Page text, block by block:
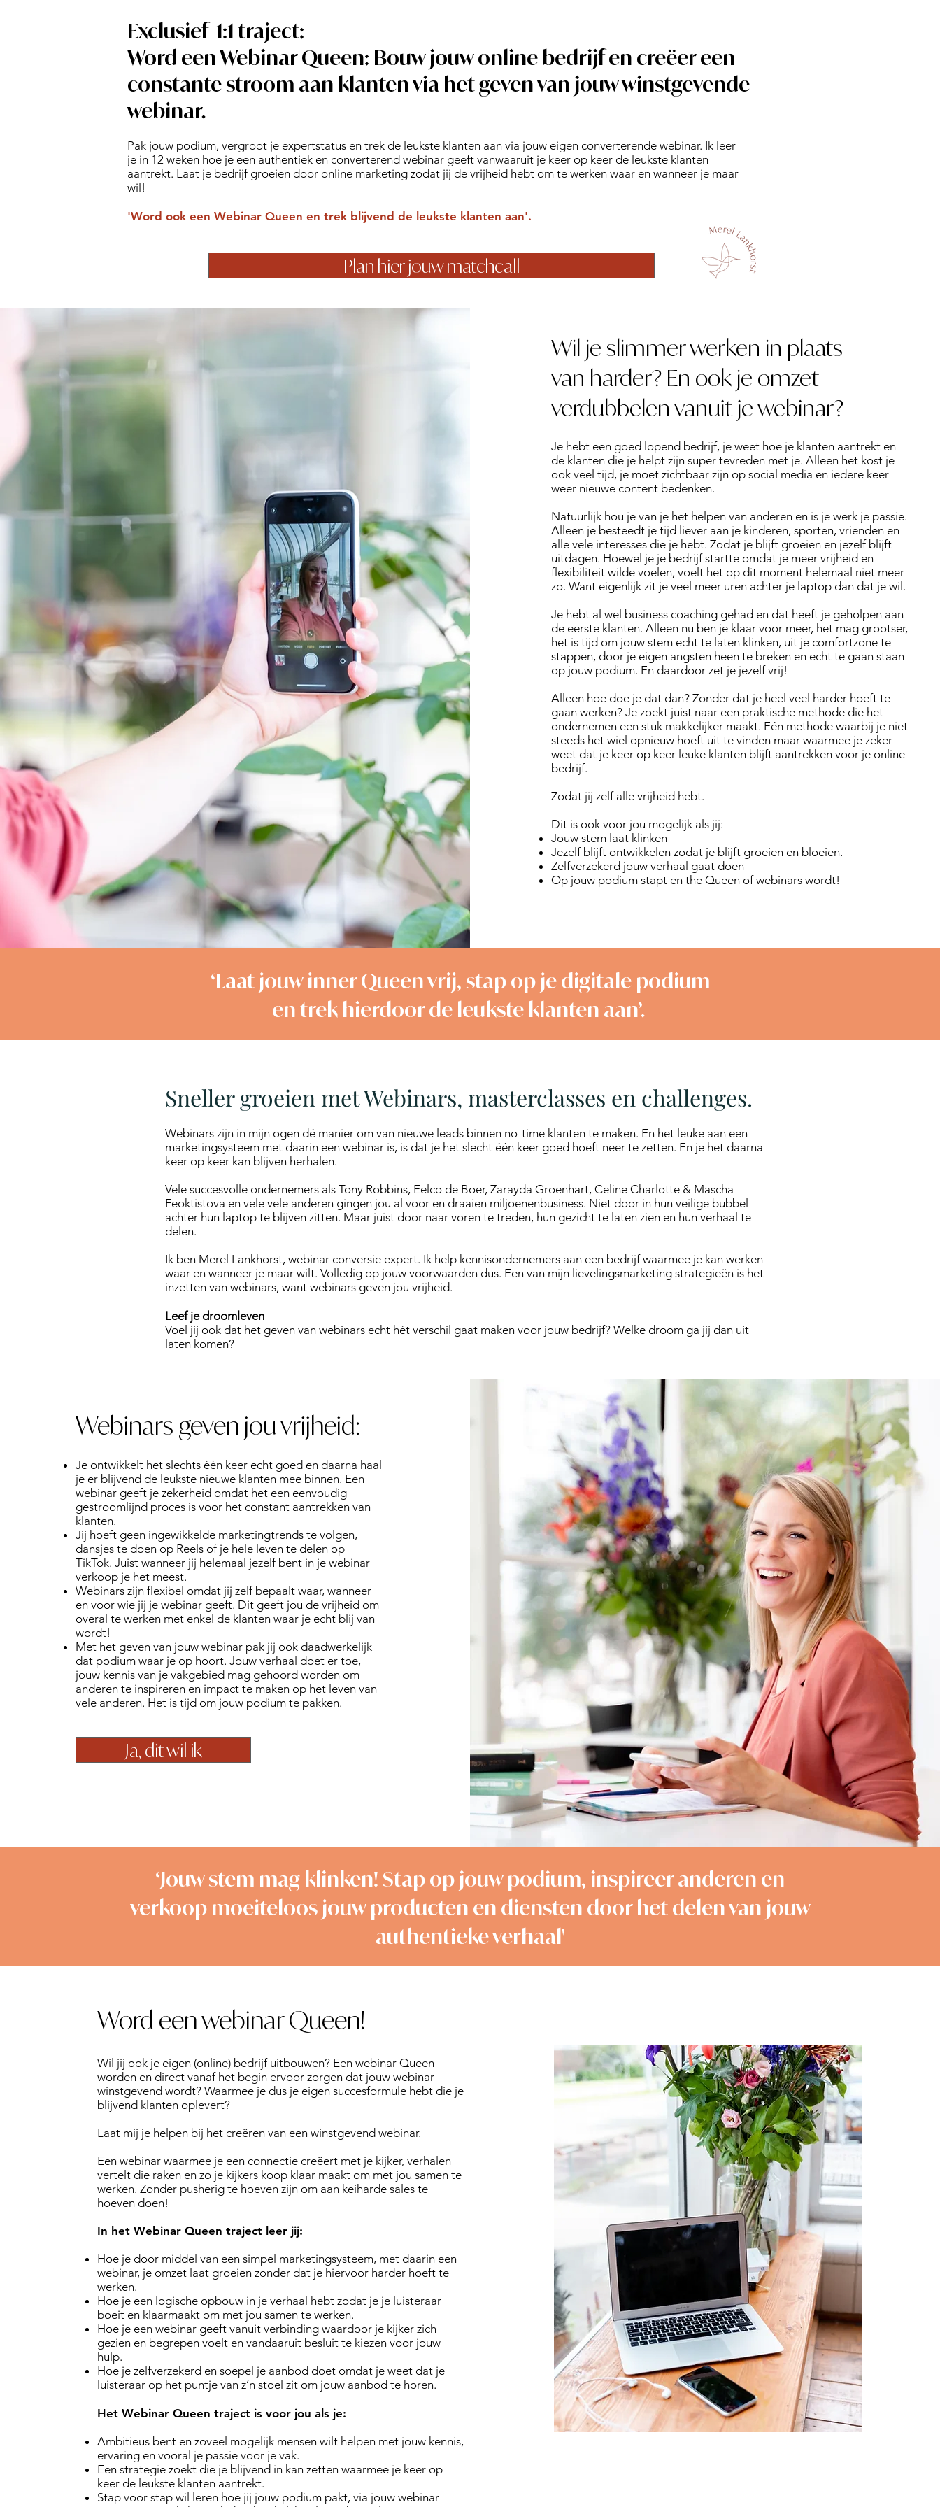
Exclusief 1:1 traject:
Word een Webinar Queen: Bouw jouw online bedrijf en creëer een
constante stroom aan klanten via het geven van jouw winstgevende
webinar.
Pak jouw podium, vergroot je expertstatus en trek de leukste klanten aan via jouw eigen converterende webinar. Ik leer
je in 12 weken hoe je een authentiek en converterend webinar geeft vanwaaruit je keer op keer de leukste klanten
aantrekt. Laat je bedrijf groeien door online marketing zodat jij de vrijheid hebt om te werken waar en wanneer je maar
wil!
'Word ook een Webinar Queen en trek blijvend de leukste klanten aan'.
Plan hier jouw matchcall
Wil je slimmer werken in plaats
van harder? En ook je omzet
verdubbelen vanuit je webinar?
Je hebt een goed lopend bedrijf, je weet hoe je klanten aantrekt en
de klanten die je helpt zijn super tevreden met je. Alleen het kost je
ook veel tijd, je moet zichtbaar zijn op social media en iedere keer
weer nieuwe content bedenken.
Natuurlijk hou je van je het helpen van anderen en is je werk je passie.
Alleen je besteedt je tijd liever aan je kinderen, sporten, vrienden en
alle vele interesses die je hebt. Zodat je blijft groeien en jezelf blijft
uitdagen. Hoewel je je bedrijf startte omdat je meer vrijheid en
flexibiliteit wilde voelen, voelt het op dit moment helemaal niet meer
zo. Want eigenlijk zit je veel meer uren achter je laptop dan dat je wil.
Je hebt al wel business coaching gehad en dat heeft je geholpen aan
de eerste klanten. Alleen nu ben je klaar voor meer, het mag grootser,
het is tijd om jouw stem echt te laten klinken, uit je comfortzone te
stappen, door je eigen angsten heen te breken en echt te gaan staan
op jouw podium. En daardoor zet je jezelf vrij!
Alleen hoe doe je dat dan? Zonder dat je heel veel harder hoeft te
gaan werken? Je zoekt juist naar een praktische methode die het
ondernemen een stuk makkelijker maakt. Eén methode waarbij je niet
steeds het wiel opnieuw hoeft uit te vinden maar waarmee je zeker
weet dat je keer op keer leuke klanten blijft aantrekken voor je online
bedrijf.
Zodat jij zelf alle vrijheid hebt.
Dit is ook voor jou mogelijk als jij:
Jouw stem laat klinken
Jezelf blijft ontwikkelen zodat je blijft groeien en bloeien.
Zelfverzekerd jouw verhaal gaat doen
Op jouw podium stapt en the Queen of webinars wordt!
‘Laat jouw inner Queen vrij, stap op je digitale podium
en trek hierdoor de leukste klanten aan’.
Sneller groeien met Webinars, masterclasses en challenges.
Webinars zijn in mijn ogen dé manier om van nieuwe leads binnen no-time klanten te maken. En het leuke aan een
marketingsysteem met daarin een webinar is, is dat je het slecht één keer goed hoeft neer te zetten. En je het daarna
keer op keer kan blijven herhalen.
Vele succesvolle ondernemers als Tony Robbins, Eelco de Boer, Zarayda Groenhart, Celine Charlotte & Mascha
Feoktistova en vele vele anderen gingen jou al voor en draaien miljoenenbusiness. Niet door in hun veilige bubbel
achter hun laptop te blijven zitten. Maar juist door naar voren te treden, hun gezicht te laten zien en hun verhaal te
delen.
Ik ben Merel Lankhorst, webinar conversie expert. Ik help kennisondernemers aan een bedrijf waarmee je kan werken
waar en wanneer je maar wilt. Volledig op jouw voorwaarden dus. Een van mijn lievelingsmarketing strategieën is het
inzetten van webinars, want webinars geven jou vrijheid.
Leef je droomleven
Voel jij ook dat het geven van webinars echt hét verschil gaat maken voor jouw bedrijf? Welke droom ga jij dan uit
laten komen?
Webinars geven jou vrijheid:
Je ontwikkelt het slechts één keer echt goed en daarna haal
je er blijvend de leukste nieuwe klanten mee binnen. Een
webinar geeft je zekerheid omdat het een eenvoudig
gestroomlijnd proces is voor het constant aantrekken van
klanten.
Jij hoeft geen ingewikkelde marketingtrends te volgen,
dansjes te doen op Reels of je hele leven te delen op
TikTok. Juist wanneer jij helemaal jezelf bent in je webinar
verkoop je het meest.
Webinars zijn flexibel omdat jij zelf bepaalt waar, wanneer
en voor wie jij je webinar geeft. Dit geeft jou de vrijheid om
overal te werken met enkel de klanten waar je echt blij van
wordt!
Met het geven van jouw webinar pak jij ook daadwerkelijk
dat podium waar je op hoort. Jouw verhaal doet er toe,
jouw kennis van je vakgebied mag gehoord worden om
anderen te inspireren en impact te maken op het leven van
vele anderen. Het is tijd om jouw podium te pakken.
Ja, dit wil ik
‘Jouw stem mag klinken! Stap op jouw podium, inspireer anderen en
verkoop moeiteloos jouw producten en diensten door het delen van jouw
authentieke verhaal'
Word een webinar Queen!
Wil jij ook je eigen (online) bedrijf uitbouwen? Een webinar Queen
worden en direct vanaf het begin ervoor zorgen dat jouw webinar
winstgevend wordt? Waarmee je dus je eigen succesformule hebt die je
blijvend klanten oplevert?
Laat mij je helpen bij het creëren van een winstgevend webinar.
Een webinar waarmee je een connectie creëert met je kijker, verhalen
vertelt die raken en zo je kijkers koop klaar maakt om met jou samen te
werken. Zonder pusherig te hoeven zijn om aan keiharde sales te
hoeven doen!
In het Webinar Queen traject leer jij:
Hoe je door middel van een simpel marketingsysteem, met daarin een
webinar, je omzet laat groeien zonder dat je hiervoor harder hoeft te
werken.
Hoe je een logische opbouw in je verhaal hebt zodat je je luisteraar
boeit en klaarmaakt om met jou samen te werken.
Hoe je een webinar geeft vanuit verbinding waardoor je kijker zich
gezien en begrepen voelt en vandaaruit besluit te kiezen voor jouw
hulp.
Hoe je zelfverzekerd en soepel je aanbod doet omdat je weet dat je
luisteraar op het puntje van z’n stoel zit om jouw aanbod te horen.
Het Webinar Queen traject is voor jou als je:
Ambitieus bent en zoveel mogelijk mensen wilt helpen met jouw kennis,
ervaring en vooral je passie voor je vak.
Een strategie zoekt die je blijvend in kan zetten waarmee je keer op
keer de leukste klanten aantrekt.
Stap voor stap wil leren hoe jij jouw podium pakt, via jouw webinar